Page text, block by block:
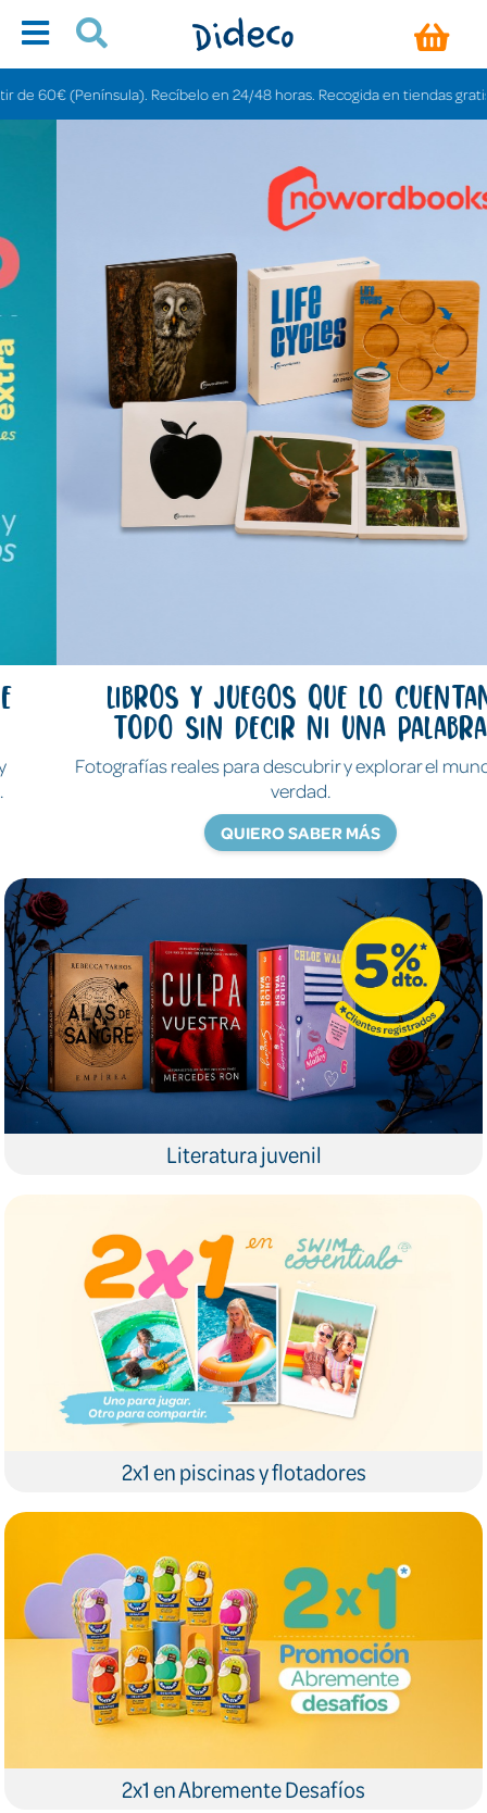
Recíbelo en 24/48 horas. Recogida en tiendas gratis en 3-6 días.
Libros y juegos que lo cuentan
todo sin decir ni una palabra
Fotografías reales para descubrir y explorar el mundo de
verdad.
QUIERO SABER MÁS
Literatura juvenil
2x1 en piscinas y flotadores
2x1 en Abremente Desafíos